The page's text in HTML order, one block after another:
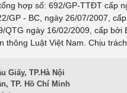
hợp số: 692/GP-TTĐT cấp
GP - BC, ngày 26/07/2007,
ngày 16/02/2009, cấp bởi
thông Luật Việt Nam. Chịu
Giấy, TP.Hà Nội
TP. Hồ Chí Minh